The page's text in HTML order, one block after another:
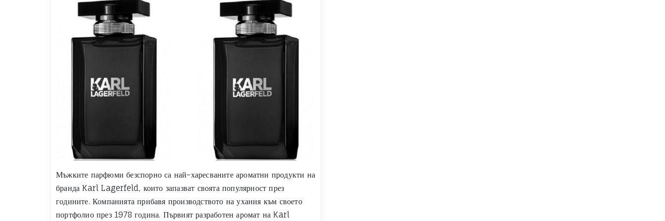
Мъжките парфюми безспорно са най-харесваните ароматни продукти на
бранда Karl Lagerfeld, които запазват своята популярност през
годините. Компанията прибавя производството на ухания към своето
портфолио през 1978 година. Първият разработен аромат на Karl